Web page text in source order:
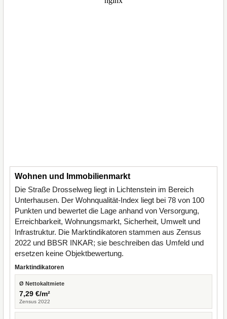
Wohnen und Immobilienmarkt
Die Straße Drosselweg liegt in Lichtenstein im Bereich
Unterhausen. Der Wohnqualität-Index liegt bei 78 von 100
Punkten und bewertet die Lage anhand von Versorgung,
Erreichbarkeit, Wohnungsmarkt, Sicherheit, Umwelt und
Infrastruktur. Die Marktindikatoren stammen aus Zensus
2022 und BBSR INKAR; sie beschreiben das Umfeld und
ersetzen keine Objektbewertung.
Marktindikatoren
Ø Nettokaltmiete
7,29 €/m²
Zensus 2022